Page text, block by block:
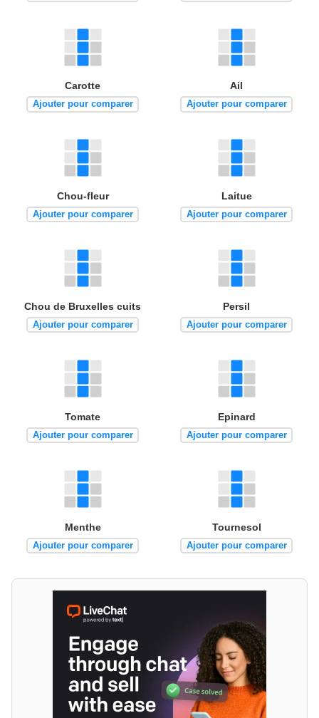
Carotte
Ajouter pour comparer
Ail
Ajouter pour comparer
Chou-fleur
Ajouter pour comparer
Laitue
Ajouter pour comparer
Chou de Bruxelles cuits
Ajouter pour comparer
Persil
Ajouter pour comparer
Tomate
Ajouter pour comparer
Epinard
Ajouter pour comparer
Menthe
Ajouter pour comparer
Tournesol
Ajouter pour comparer